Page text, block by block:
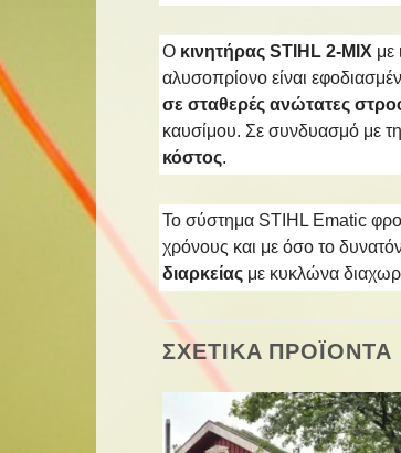
Ο κινητήρας STIHL 2-MIX με
αλυσοπρίονο είναι
σε σταθερές ανώτατες
καυσίμου. Σε συνδυασμό με τη
κόστος.
Το σύστημα STIHL Ematic
χρόνους και με όσο το
διαρκείας με κυκλώνα
ΣΧΕΤΙΚΑ ΠΡΟΪΟΝΤΑ